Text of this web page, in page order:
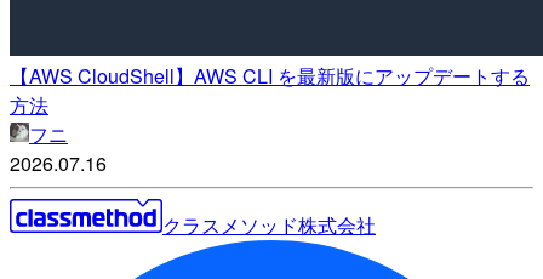
【AWS CloudShell】AWS CLI を最新版にアップデートする
方法
フニ
2026.07.16
クラスメソッド株式会社